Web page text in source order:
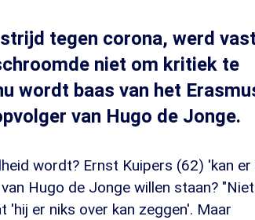
tegen corona, werd
niet om kritiek te
wordt baas van het
van Hugo de Jonge.
wordt? Ernst Kuipers (62) 'kan er
Hugo de Jonge willen staan?
'hij er niks over kan zeggen'. Maar